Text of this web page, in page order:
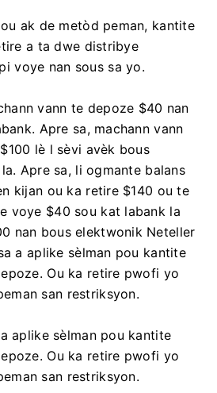
ak de metòd peman, kantite
a ta dwe distribye
voye nan sous sa yo.
vann te depoze $40 nan
Apre sa, machann vann
lè l sèvi avèk bous
Apre sa, li ogmante balans
kijan ou ka retire $140 ou te
voye $40 sou kat labank la
nan bous elektwonik Neteller
a aplike sèlman pou kantite
Ou ka retire pwofi yo
san restriksyon.
aplike sèlman pou kantite
Ou ka retire pwofi yo
san restriksyon.